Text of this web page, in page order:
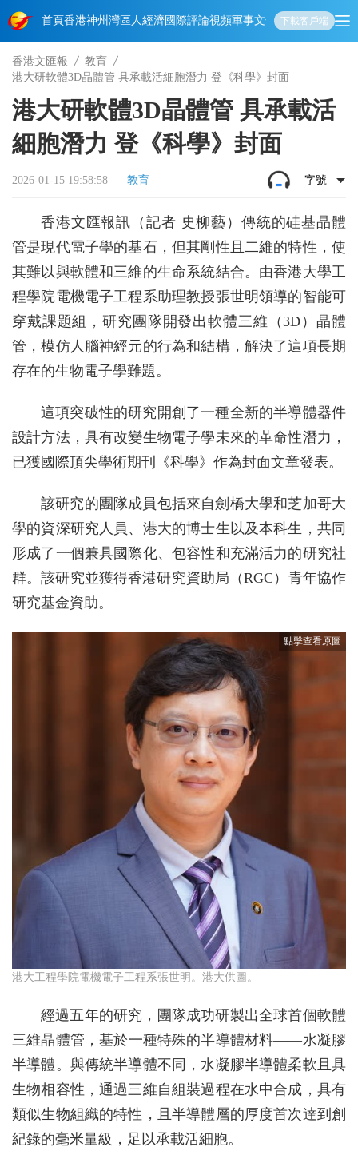
首頁香港神州 灣區人經濟國際評論視頻軍事文化 娛樂生活教育體
下載客戶端
香港文匯報
教育
港大研軟體3D晶體管 具承載活細胞潛力 登《科學》封面
港大研軟體3D晶體管 具承載活
細胞潛力 登《科學》封面
2026-01-15 19:58:58 教育 字號
香港文匯報訊（記者 史柳藝）傳統的硅基晶體
管是現代電子學的基石，但其剛性且二維的特性，使
其難以與軟體和三維的生命系統結合。由香港大學工
程學院電機電子工程系助理教授張世明領導的智能可
穿戴課題組，研究團隊開發出軟體三維（3D）晶體
管，模仿人腦神經元的行為和結構，解決了這項長期
存在的生物電子學難題。
這項突破性的研究開創了一種全新的半導體器件
設計方法，具有改變生物電子學未來的革命性潛力，
已獲國際頂尖學術期刊《科學》作為封面文章發表。
該研究的團隊成員包括來自劍橋大學和芝加哥大
學的資深研究人員、港大的博士生以及本科生，共同
形成了一個兼具國際化、包容性和充滿活力的研究社
群。該研究並獲得香港研究資助局（RGC）青年協作
研究基金資助。
港大工程學院電機電子工程系張世明。港大供圖。
經過五年的研究，團隊成功研製出全球首個軟體
三維晶體管，基於一種特殊的半導體材料——水凝膠
半導體。與傳統半導體不同，水凝膠半導體柔軟且具
生物相容性，通過三維自組裝過程在水中合成，具有
類似生物組織的特性，且半導體層的厚度首次達到創
紀錄的毫米量級，足以承載活細胞。